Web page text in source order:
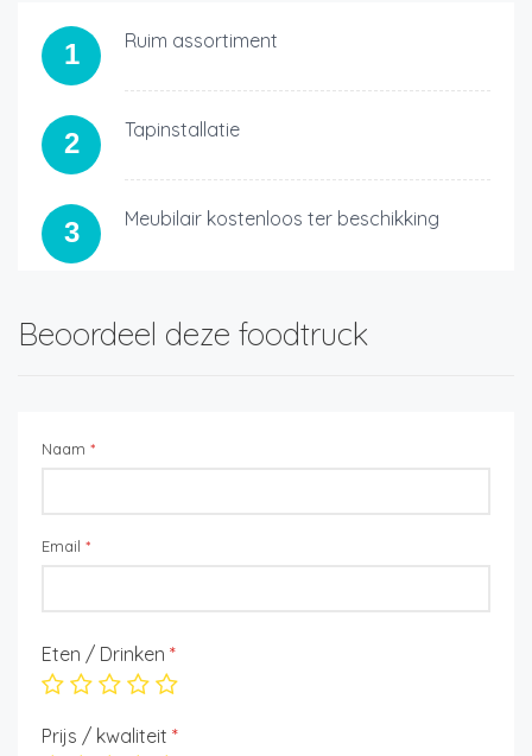
1 Ruim assortiment
2 Tapinstallatie
3 Meubilair kostenloos ter beschikking
Beoordeel deze foodtruck
Naam *
Email *
Eten / Drinken *
Prijs / kwaliteit *